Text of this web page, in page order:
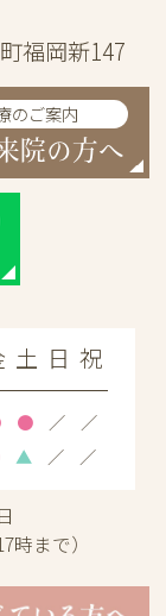
福岡新147
のご案内
院の方へ
土 日 祝
● ／ ／
▲ ／ ／
まで）